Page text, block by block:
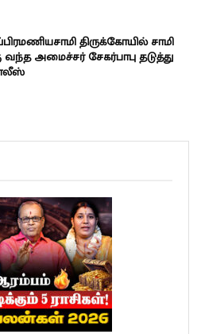
திருக்கோயில் சாமி
வந்த அமைச்சர் சேகர்பாபு தடுத்து